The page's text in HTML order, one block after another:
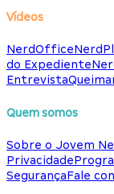
Vídeos
NerdOffice
do Expediente
Entrevista
Quem somos
Sobre o Jovem
Privacidade
SegurançaFale